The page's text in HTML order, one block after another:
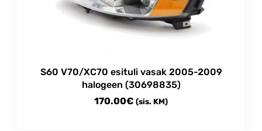
S60 V70/XC70 esituli vasak 2005-2009
halogeen (30698835)
170.00€ (sis. KM)